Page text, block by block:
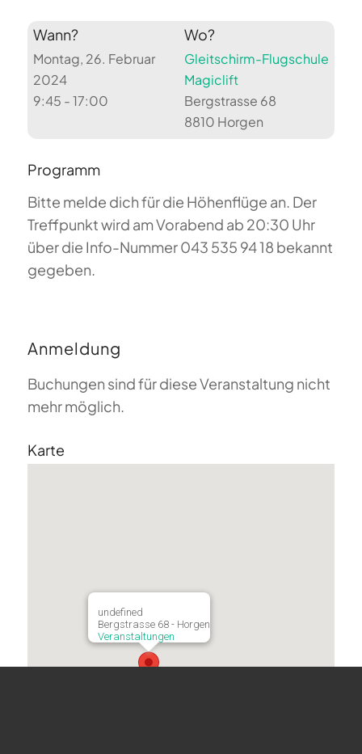
Wann?
Montag, 26. Februar
2024
9:45 - 17:00
Wo?
Gleitschirm-Flugschule
Magiclift
Bergstrasse 68
8810 Horgen
Programm
Bitte melde dich für die Höhenflüge an. Der
Treffpunkt wird am Vorabend ab 20:30 Uhr
über die Info-Nummer 043 535 94 18 bekannt
gegeben.
Anmeldung
Buchungen sind für diese Veranstaltung nicht
mehr möglich.
Karte
undefined
Bergstrasse 68 - Horgen
Veranstaltungen